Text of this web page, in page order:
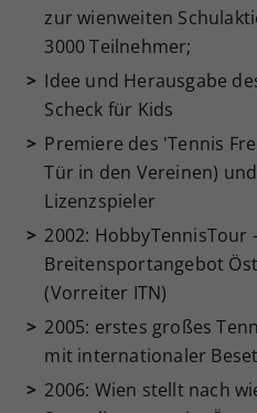
zur wienweiten
3000 Teilnehmer;
Idee und Herausgabe
Scheck für Kids
Premiere des 'Tennis
Tür in den Vereinen)
Lizenzspieler
2002: HobbyTennisTour
Breitensportangebot
(Vorreiter ITN)
2005: erstes großes
mit internationaler
2006: Wien stellt nach